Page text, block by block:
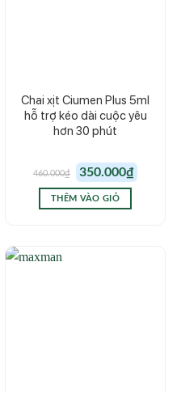
Chai xịt Ciumen Plus 5ml
hỗ trợ kéo dài cuộc yêu
hơn 30 phút
460.000₫
Giá
gốc
là:
460.000₫.
350.000₫ hiện
THÊM VÀO GIỎ